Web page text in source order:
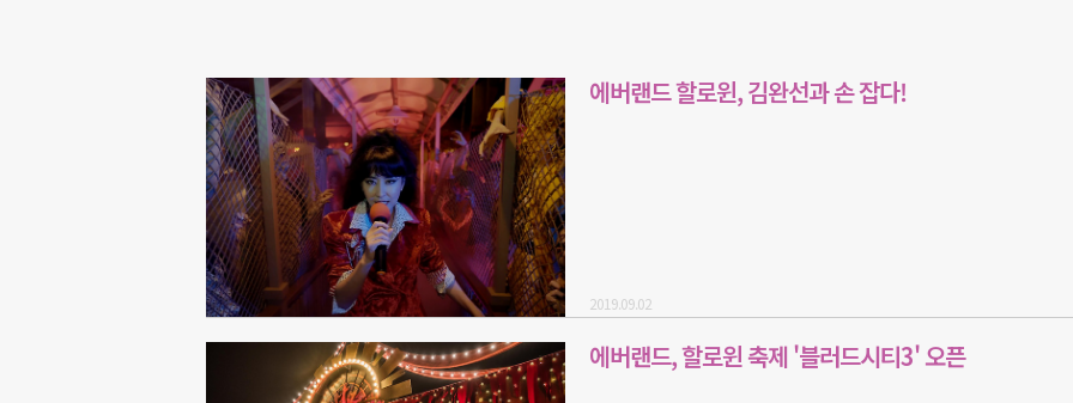
에버랜드 할로윈, 김완선과 손 잡다!
2019.09.02
에버랜드, 할로윈 축제 '블러드시티3' 오픈